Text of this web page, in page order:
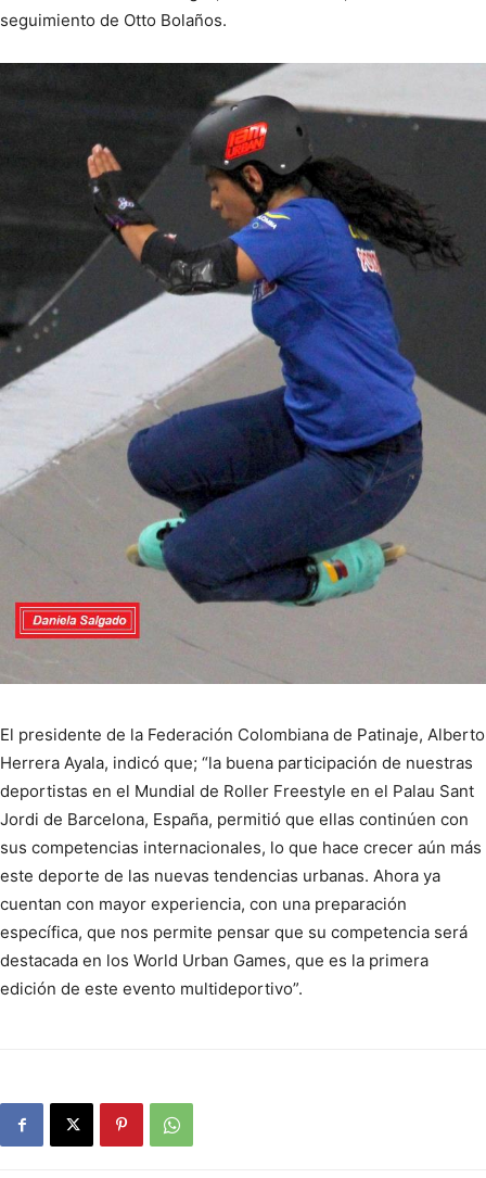
seguimiento de Otto Bolaños.
El presidente de la Federación Colombiana de Patinaje, Alberto
Herrera Ayala, indicó que; “la buena participación de nuestras
deportistas en el Mundial de Roller Freestyle en el Palau Sant
Jordi de Barcelona, España, permitió que ellas continúen con
sus competencias internacionales, lo que hace crecer aún más
este deporte de las nuevas tendencias urbanas. Ahora ya
cuentan con mayor experiencia, con una preparación
específica, que nos permite pensar que su competencia será
destacada en los World Urban Games, que es la primera
edición de este evento multideportivo”.